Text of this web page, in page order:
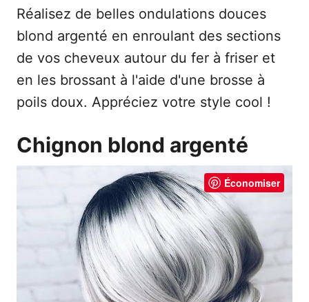
Réalisez de belles ondulations douces
blond argenté en enroulant des sections
de vos cheveux autour du fer à friser et
en les brossant à l'aide d'une brosse à
poils doux. Appréciez votre style cool !
Chignon blond argenté
Économiser